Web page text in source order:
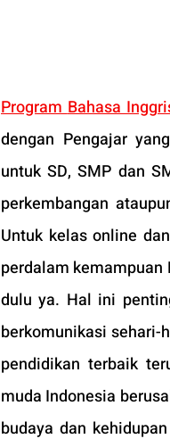
Program Bahasa
dengan Pengajar
untuk SD, SMP dan
perkembangan
Untuk kelas online
perdalam
dulu ya. Hal ini
berkomunikasi sehari-
pendidikan terbaik
muda Indonesia
budaya dan